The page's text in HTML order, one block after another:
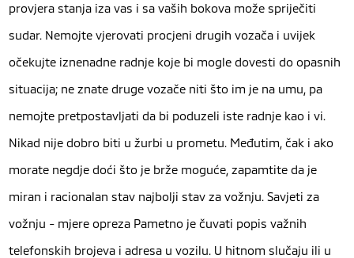
provjera stanja iza vas i sa vaših bokova može spriječiti
sudar. Nemojte vjerovati procjeni drugih vozača i uvijek
očekujte iznenadne radnje koje bi mogle dovesti do opasnih
situacija; ne znate druge vozače niti što im je na umu, pa
nemojte pretpostavljati da bi poduzeli iste radnje kao i vi.
Nikad nije dobro biti u žurbi u prometu. Međutim, čak i ako
morate negdje doći što je brže moguće, zapamtite da je
miran i racionalan stav najbolji stav za vožnju. Savjeti za
vožnju - mjere opreza Pametno je čuvati popis važnih
telefonskih brojeva i adresa u vozilu. U hitnom slučaju ili u